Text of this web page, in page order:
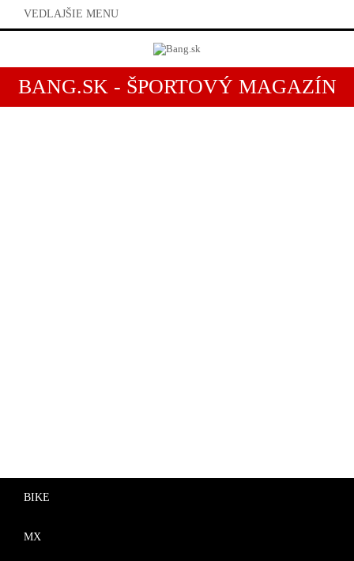
VEDLAJŠIE MENU
BANG.SK - ŠPORTOVÝ MAGAZÍN
BIKE
MX